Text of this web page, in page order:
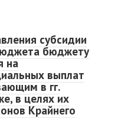
субсидии
бюджету
на
выплат
в гг.
в целях их
Крайнего